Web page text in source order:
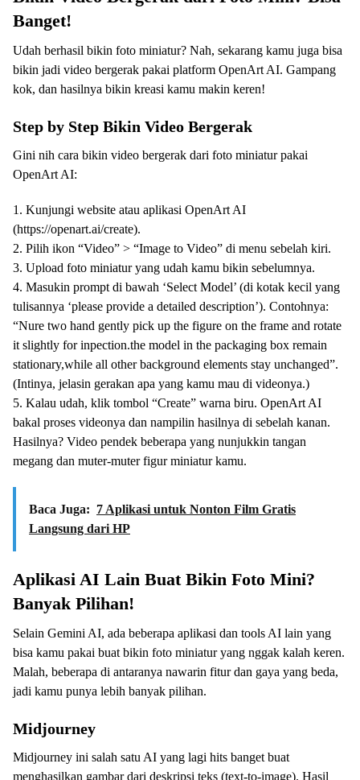
Banget!
Udah berhasil bikin foto miniatur? Nah, sekarang kamu juga bisa
bikin jadi video bergerak pakai platform OpenArt AI. Gampang
kok, dan hasilnya bikin kreasi kamu makin keren!
Step by Step Bikin Video Bergerak
Gini nih cara bikin video bergerak dari foto miniatur pakai
OpenArt AI:
1. Kunjungi website atau aplikasi OpenArt AI
(https://openart.ai/create).
2. Pilih ikon “Video” > “Image to Video” di menu sebelah kiri.
3. Upload foto miniatur yang udah kamu bikin sebelumnya.
4. Masukin prompt di bawah ‘Select Model’ (di kotak kecil yang
tulisannya ‘please provide a detailed description’). Contohnya:
“Nure two hand gently pick up the figure on the frame and rotate
it slightly for inpection.the model in the packaging box remain
stationary,while all other background elements stay unchanged”.
(Intinya, jelasin gerakan apa yang kamu mau di videonya.)
5. Kalau udah, klik tombol “Create” warna biru. OpenArt AI
bakal proses videonya dan nampilin hasilnya di sebelah kanan.
Hasilnya? Video pendek beberapa yang nunjukkin tangan
megang dan muter-muter figur miniatur kamu.
Baca Juga: 7 Aplikasi untuk Nonton Film Gratis
Langsung dari HP
Aplikasi AI Lain Buat Bikin Foto Mini?
Banyak Pilihan!
Selain Gemini AI, ada beberapa aplikasi dan tools AI lain yang
bisa kamu pakai buat bikin foto miniatur yang nggak kalah keren.
Malah, beberapa di antaranya nawarin fitur dan gaya yang beda,
jadi kamu punya lebih banyak pilihan.
Midjourney
Midjourney ini salah satu AI yang lagi hits banget buat
menghasilkan gambar dari deskripsi teks (text-to-image). Hasil